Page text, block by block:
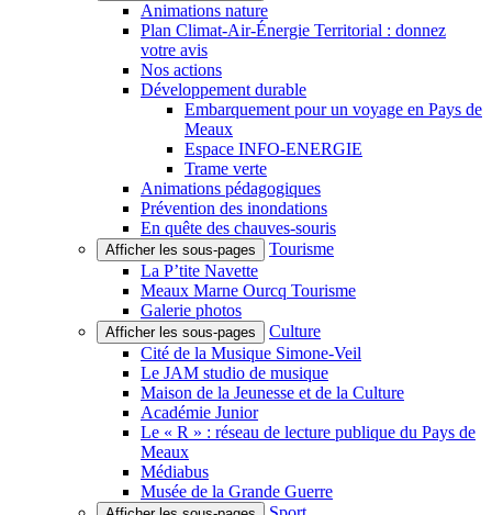
Animations nature
Plan Climat-Air-Énergie Territorial : donnez
votre avis
Nos actions
Développement durable
Embarquement pour un voyage en Pays de
Meaux
Espace INFO-ENERGIE
Trame verte
Animations pédagogiques
Prévention des inondations
En quête des chauves-souris
Afficher les sous-pages
Tourisme
La P’tite Navette
Meaux Marne Ourcq Tourisme
Galerie photos
Afficher les sous-pages
Culture
Cité de la Musique Simone-Veil
Le JAM studio de musique
Maison de la Jeunesse et de la Culture
Académie Junior
Le « R » : réseau de lecture publique du Pays de
Meaux
Médiabus
Musée de la Grande Guerre